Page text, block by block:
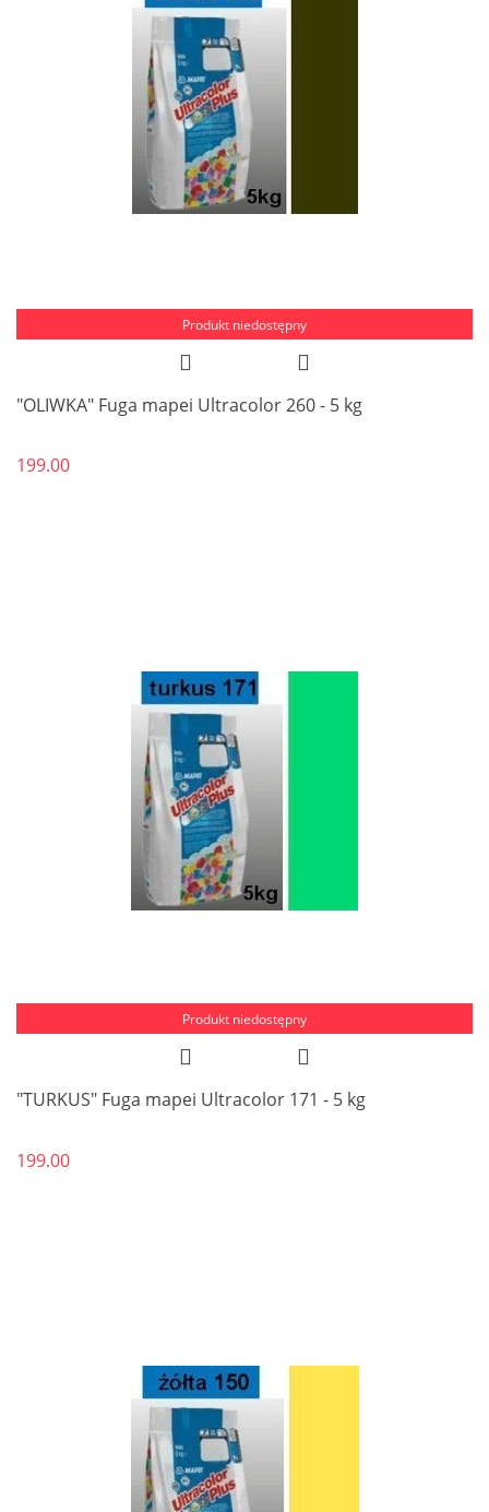
Produkt niedostępny
"OLIWKA" Fuga mapei Ultracolor 260 - 5 kg
199.00
Produkt niedostępny
"TURKUS" Fuga mapei Ultracolor 171 - 5 kg
199.00